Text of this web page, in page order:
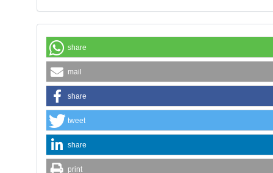
share
mail
share
tweet
share
print